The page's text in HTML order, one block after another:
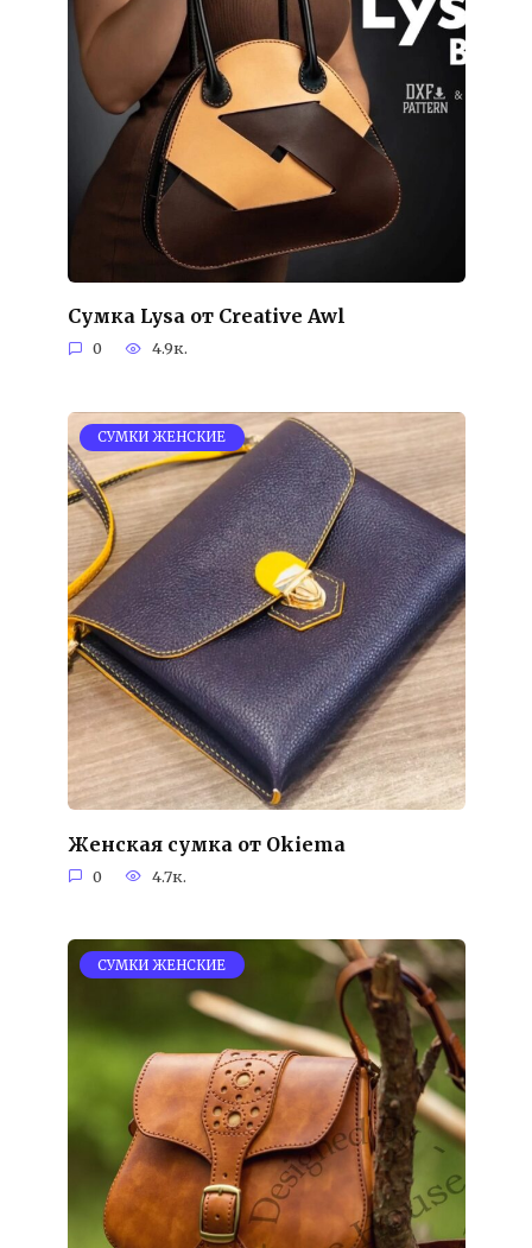
Сумка Lysa от Creative Awl
0 4.9к.
СУМКИ ЖЕНСКИЕ
Женская сумка от Okiema
0 4.7к.
СУМКИ ЖЕНСКИЕ